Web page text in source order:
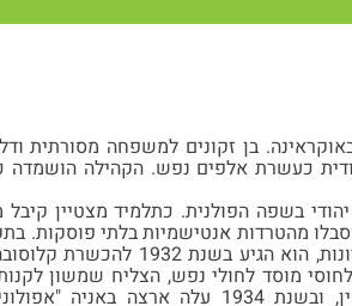
קרמניץ שבאוקראינה. בן זקונים למשפחה
כעשרת אלפים נפש. הקהילה
בשפה הפולנית. כתלמיד מצטיין קיבל
מהטרדות אנטישמיות בלתי פוסקות.
כי מקומו בארץ ישראל. למרות התנגדות אביו, שהיה
מוסד לחולי נפש, הצליח שמשון
לארץ ישראל. הוא נישא נישואים פיקטיביים לצפורה בורשטין,